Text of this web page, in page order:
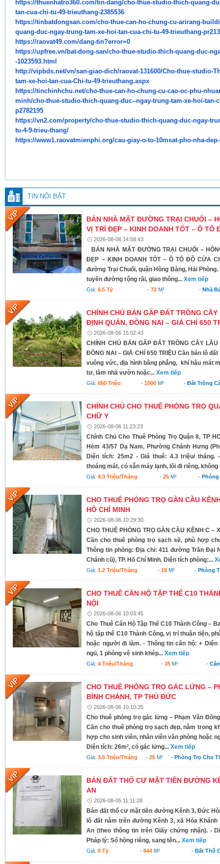
https://thuenhatro360.com/tin-dang/cho-thue-studio-thich-quang-
tan-cua-chi-tu-49-trieuthang-2385536
https://tinbatdongsan.com/cho-thue-can-ho-chung-cu-arirang-
quang-duc-ngay-trung-tam-xe-hoi-tan-cua-chi-tu-49-trieuthang-
https://raovat49.com/dang-tin?error=0
https://upfree.vn/bat-dong-san/cho-thue-studio-thich-quang-duc-
-1023593.html
http://vipbds.net/vn/san-giao-dich/raovat-131600/Cho-thue-studio-
tam-xe-hoi-tan-cua-Chi-tu-49-trieuthang.aspx
https://tinchinhchu.net/cho-thue-can-ho-chung-cu-cao-oc-phu-
minh/cho-thue-studio-thich-quang-duc--ngay-trung-tam-xe-hoi-tan-
p2782195
https://vn2.com/property/cho-thue-studio-thich-quang-duc-ngay-
tu-4-9-trieu-thang/
https://www1.raovatmienphi.org/cau-giay-o-to-10msat-pho-nha-
TIN NỔI BẬT
BÁN NHÀ MẶT ĐƯỜNG TRẠI CHUỐI –
VỊ TRÍ ĐẸP – KINH DOANH TỐT – Ô TÔ
2026-08-06 14:58:43
BÁN NHÀ MẶT ĐƯỜNG TRẠI CHUỐI –
ĐẸP – KINH DOANH TỐT – Ô TÔ ĐỖ CỬA
đường Trại Chuối, quận Hồng Bàng, Hải
tuyến đường rộng rãi, giao thông...Xem tiếp
Giá:6.5 Tỷ -72 M² - Nhà
CHÍNH CHỦ BÁN GẤP ĐẤT TRỒNG
ĐỊNH QUÁN, ĐỒNG NAI – GIÁ CHỈ 650
2026-08-06 15:02:43
CHÍNH CHỦ BÁN GẤP ĐẤT TRỒNG CÂY LÂU
ĐỒNG NAI – GIÁ CHỈ 650 TRIỆU Cần bán lô
vuông vức, địa hình bằng phẳng, khí hậu mát
tư, làm nhà vườn hoặc...Xem tiếp
Giá:650 Triệu - 1000M² -Đất Trồng
CHÍNH CHỦ CHO THUÊ PHÒNG TRỌ
CHỮ Y
2026-08-06 11:23:23
Chính Chủ Cho Thuê Phòng Trọ Quận 8, TP
Hẻm 43/57 Dạ Nam, Phường Chánh Hưng
Diện tích: 25m2 - Giá thuê: 4.3 triệu/ tháng.
thoáng mát, có sẵn máy lạnh, lối đi riêng,
Giá:4.3 Triệu/tháng - 25M² -Phòng
CHO THUÊ PHÒNG TRỌ GẦN CẦU
HỒ CHÍ MINH
2026-08-06 10:29:30
CHO THUÊ PHÒNG TRỌ GẦN CẦU KÊNH C –
Cần cho thuê phòng trọ sạch sẽ, phù hợp
Thông tin phòng: Địa chỉ: 411 đường Trần Đại
Chánh cũ), TP. Hồ Chí Minh. Diện tích phòng:...
Giá:1.2 Triệu/tháng - 19M² - Phòng
CHO THUÊ CĂN HỘ TẬP THỂ C10
NỘI
2026-08-06 10:03:45
Cho Thuê Căn Hộ Tập Thể C10 Thành Công –
hộ tập thể C10 Thành Công, vị trí thuận tiện,
hoặc người đi làm. - Thông tin căn hộ: + Diện
ngủ, 1 phòng vệ sinh khép...Xem tiếp
Giá:4 Triệu/tháng -35 M² -
CHO THUÊ PHÒNG TRỌ GÁC LỬNG –
BÌNH CHÁNH, TP THỦ ĐỨC
2026-08-06 10:10:35
Cho thuê phòng trọ gác lửng – Phạm Văn
Cần cho thuê phòng trọ sạch đẹp, nằm trong
hợp cho sinh viên, nhân viên văn phòng hoặc
Diện tích: 26m², có gác lửng...Xem tiếp
Giá:3.5 Triệu/tháng - 26M² -Phòng Trọ Cho
BÁN ĐẤT THỔ CƯ MẶT TIỀN ĐƯỜNG
AN
2026-08-05 11:11:28
Bán đất thổ cư mặt tiền đường Kênh 3, Đức
lô đất nằm trên đường Kênh 3, xã Hòa
An (theo thông tin trên Giấy chứng nhận). -
Pháp lý: Sổ hồng riêng, sang tên...Xem tiếp
Giá:8 Tỷ -644 M² - Đất Thổ